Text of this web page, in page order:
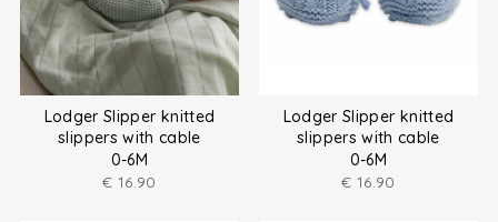
Lodger Slipper knitted
slippers with cable
0-6M
€ 16.90
Lodger Slipper knitted
slippers with cable
0-6M
€ 16.90